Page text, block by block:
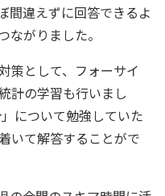
間違えずに回答できるよ
ながりました。
策として、フォーサイ
計の学習も行いまし
について勉強していた
いて解答することがで